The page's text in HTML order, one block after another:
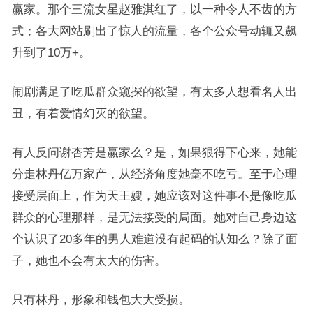
赢家。那个三流女星赵雅淇红了，以一种令人不齿的方
式；各大网站刷出了惊人的流量，各个公众号动辄又飙
升到了10万+。
闹剧满足了吃瓜群众窥探的欲望，有太多人想看名人出
丑，有着爱情幻灭的欲望。
有人反问谢杏芳是赢家么？是，如果狠得下心来，她能
分走林丹亿万家产，从经济角度她毫不吃亏。至于心理
接受层面上，作为天王嫂，她应该对这件事不是像吃瓜
群众的心理那样，是无法接受的局面。她对自己身边这
个认识了20多年的男人难道没有起码的认知么？除了面
子，她也不会有太大的伤害。
只有林丹，形象和钱包大大受损。